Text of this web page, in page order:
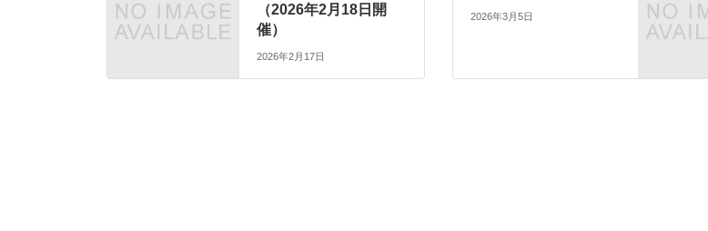
（2026年2月18日開
催）
2026年2月17日
2026年3月5日